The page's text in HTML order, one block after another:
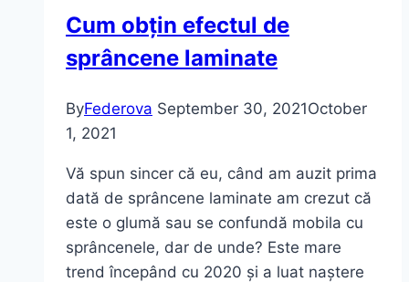
Cum obțin efectul de
sprâncene laminate
ByFederova September 30, 2021October
1, 2021
Vă spun sincer că eu, când am auzit prima
dată de sprâncene laminate am crezut că
este o glumă sau se confundă mobila cu
sprâncenele, dar de unde? Este mare
trend începând cu 2020 și a luat naștere